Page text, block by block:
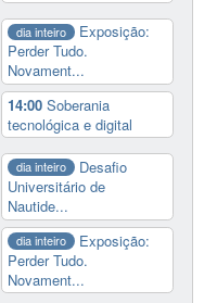
dia inteiro
Exposição:
Perder Tudo.
Novament...
14:00Soberania
tecnológica e digital
dia inteiro
Desafio
Universitário de
Nautide...
dia inteiro
Exposição:
Perder Tudo.
Novament...